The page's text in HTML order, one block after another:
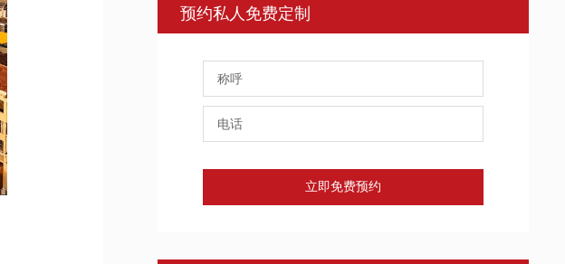
预约私人免费定制
立即免费预约